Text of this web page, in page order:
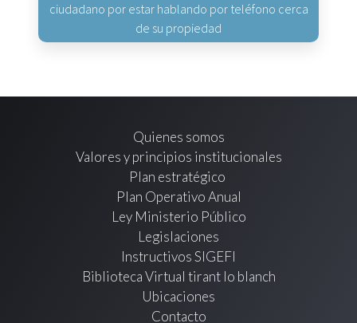
ciudadano por estar hablando por teléfono cerca
de su propiedad
Quienes somos
Valores y principios institucionales
Plan estratégico
Plan Operativo Anual
Ley Ministerio Público
Legislaciones
Instructivos SIGEFI
Biblioteca Virtual tirant lo blanch
Ubicaciones
Contacto